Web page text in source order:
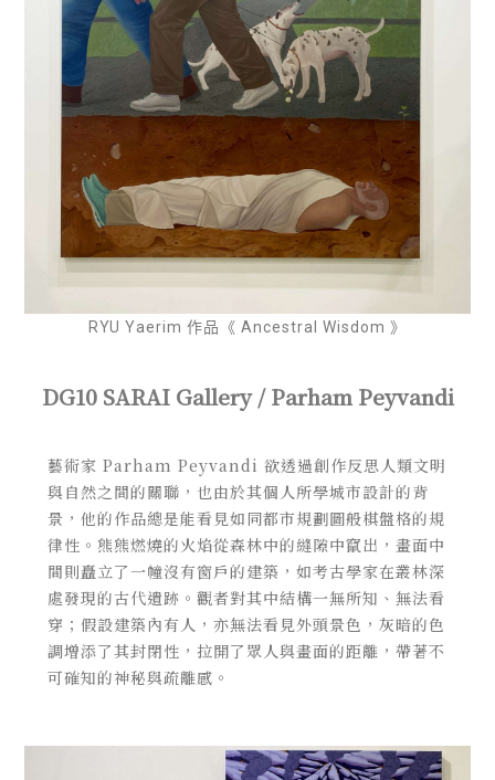
RYU Yaerim 作品《 Ancestral Wisdom 》
DG10 SARAI Gallery / Parham Peyvandi
藝術家 Parham Peyvandi 欲透過創作反思人類文明
與自然之間的關聯，也由於其個人所學城市設計的背
景，他的作品總是能看見如同都市規劃圖般棋盤格的規
律性。熊熊燃燒的火焰從森林中的縫隙中竄出，畫面中
間則矗立了一幢沒有窗戶的建築，如考古學家在叢林深
處發現的古代遺跡。觀者對其中結構一無所知、無法看
穿；假設建築內有人，亦無法看見外頭景色， 灰暗的色
調增添了其封閉性，拉開了眾人與畫面的距離，帶著不
可確知的神秘與疏離感。